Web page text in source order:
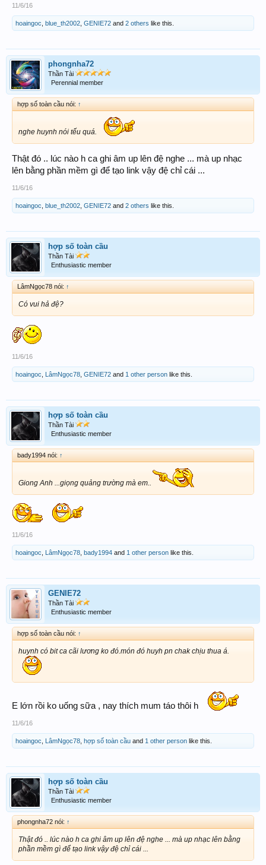
11/6/16
hoaingoc blue_th2002 GENIE72 and 2 others like this.
phongnha72
Thần Tài
Perennial member
hợp số toàn cầu nói: ↑
nghe huynh nói tếu quá.
Thật đó .. lúc nào h ca ghi âm up lên đệ nghe ... mà up nhạc
lên bằng phần mềm gì để tạo link vậy đệ chỉ cái ...
11/6/16
hoaingoc blue_th2002 GENIE72 and 2 others like this.
hợp số toàn cầu
Thần Tài
Enthusiastic member
LâmNgọc78 nói: ↑
Có vui hả đệ?
11/6/16
hoaingoc LâmNgọc78 GENIE72 and 1 other person like this.
hợp số toàn cầu
Thần Tài
Enthusiastic member
bady1994 nói: ↑
Giong Anh ...giọng quảng trường mà em..
11/6/16
hoaingoc LâmNgọc78 bady1994 and 1 other person like this.
GENIE72
Thần Tài
Enthusiastic member
hợp số toàn cầu nói: ↑
huynh có bit ca cãi lương ko đó.món đó huyh pn chak chịu thua á.
E lớn rồi ko uống sữa , nay thích mum táo thôi h
11/6/16
hoaingoc LâmNgọc78 hợp số toàn cầu and 1 other person like this.
hợp số toàn cầu
Thần Tài
Enthusiastic member
phongnha72 nói: ↑
Thật đó .. lúc nào h ca ghi âm up lên đệ nghe ... mà up nhạc lên bằng
phần mềm gì để tạo link vậy đệ chỉ cái ...